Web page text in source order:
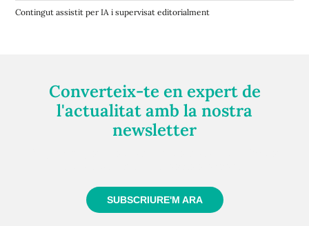
Contingut assistit per IA i supervisat editorialment
Converteix-te en expert de
l'actualitat amb la nostra
newsletter
SUBSCRIURE'M ARA